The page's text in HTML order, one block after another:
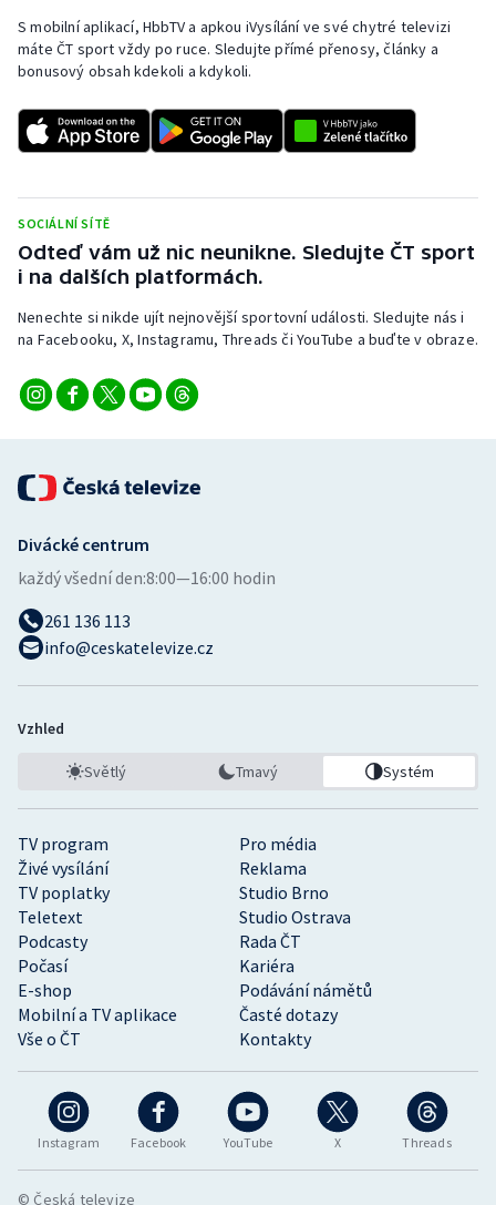
Rychlobruslení
Rychlostní kanoistika
Short track
Stolní tenis
Triatlon
Veslování
Vodní slalom
Volejbal
Ostatní
S mobilní aplikací, HbbTV a apkou iVysílání ve své chytré televizi
máte ČT sport vždy po ruce. Sledujte přímé přenosy, články a
bonusový obsah kdekoli a kdykoli.
SOCIÁLNÍ SÍTĚ
Odteď vám už nic neunikne. Sledujte ČT sport
i na dalších platformách.
Nenechte si nikde ujít nejnovější sportovní události. Sledujte nás i
na Facebooku, X, Instagramu, Threads či YouTube a buďte v obraze.
Instagram Facebook YouTube X Threads
TV program
Pro média
Živé vysílání
Reklama
TV poplatky
Studio Brno
Teletext
Studio Ostrava
Podcasty
Rada ČT
Počasí
Kariéra
E-shop
Podávání námětů
Mobilní a TV aplikace
Časté dotazy
Vše o ČT
Kontakty
Divácké centrum
každý všední den:8:00—16:00 hodin
261 136 113
info@ceskatelevize.cz
Vzhled
Světlý Tmavý Systém
© Česká televize